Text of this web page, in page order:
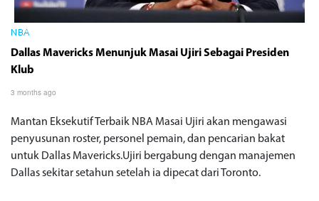
NBA
Dallas Mavericks Menunjuk Masai Ujiri Sebagai Presiden
Klub
3 months ago
Mantan Eksekutif Terbaik NBA Masai Ujiri akan mengawasi
penyusunan roster, personel pemain, dan pencarian bakat
untuk Dallas Mavericks.Ujiri bergabung dengan manajemen
Dallas sekitar setahun setelah ia dipecat dari Toronto.